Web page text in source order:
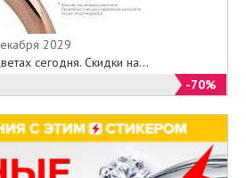
2029
сегодня. Скидки на...
-70%